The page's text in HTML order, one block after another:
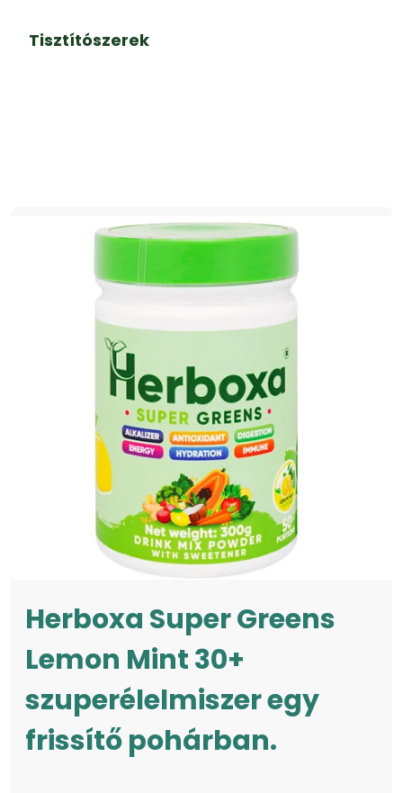
Tisztítószerek
Herboxa Super Greens
Lemon Mint 30+
szuperélelmiszer egy
frissítő pohárban.